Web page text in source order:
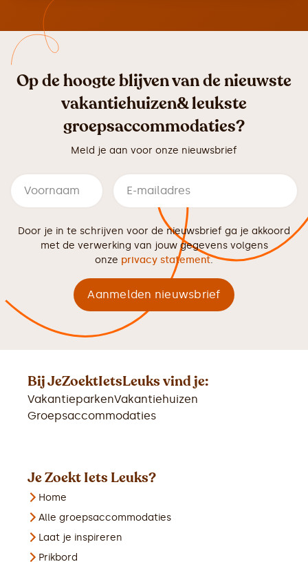
Op de hoogte blijven van de nieuwste
vakantiehuizen& leukste
groepsaccommodaties?
Meld je aan voor onze nieuwsbrief
Door je in te schrijven voor de nieuwsbrief ga je akkoord
met de verwerking van jouw gegevens volgens
onze privacy statement.
Bij JeZoektIetsLeuks vind je:
VakantieparkenVakantiehuizen
Groepsaccommodaties
Je Zoekt Iets Leuks?
Home
Alle groepsaccommodaties
Laat je inspireren
Prikbord